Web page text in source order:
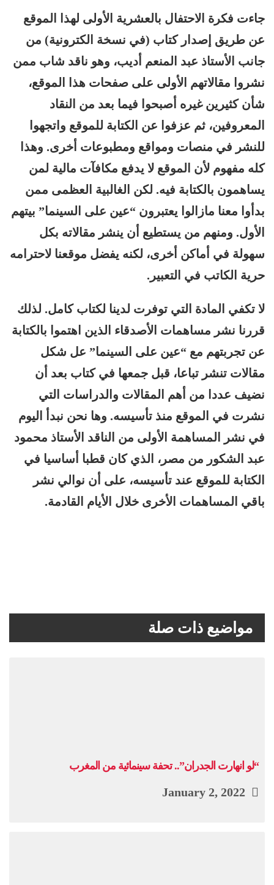
جاءت فكرة الاحتفال بالعشرية الأولى لهذا الموقع
عن طريق إصدار كتاب (في نسخة الكترونية) من
جانب الأستاذ عبد المنعم أديب، وهو ناقد شاب ممن
نشروا مقالاتهم الأولى على صفحات هذا الموقع،
شأن كثيرين غيره أصبحوا فيما بعد من النقاد
المعروفين، ثم عزفوا عن الكتابة للموقع واتجهوا
للنشر في منصات ومواقع ومطبوعات أخرى. وهذا
كله مفهوم لأن الموقع لا يدفع مكافآت مالية لمن
يساهمون بالكتابة فيه. لكن الغالبية العظمى ممن
بدأوا معنا مازالوا يعتبرون “عين على السينما” بيتهم
الأول. ومنهم من يستطيع أن ينشر مقالاته بكل
سهولة في أماكن أخرى، لكنه يفضل موقعنا لاحترامه
حرية الكاتب في التعبير.
لا تكفي المادة التي توفرت لدينا لكتاب كامل. لذلك
قررنا نشر مساهمات الأصدقاء الذين اهتموا بالكتابة
عن تجربتهم مع “عين على السينما” عل شكل
مقالات تنشر تباعا، قبل جمعها في كتاب بعد أن
نضيف عددا من أهم المقالات والدراسات التي
نشرت في الموقع منذ تأسيسه. وها نحن نبدأ اليوم
في نشر المساهمة الأولى من الناقد الأستاذ محمود
عبد الشكور من مصر، الذي كان قطبا أساسيا في
الكتابة للموقع عند تأسيسه، على أن نوالي نشر
باقي المساهمات الأخرى خلال الأيام القادمة.
مواضيع ذات صلة
“لو انهارت الجدران”.. تحفة سينمائية من المغرب